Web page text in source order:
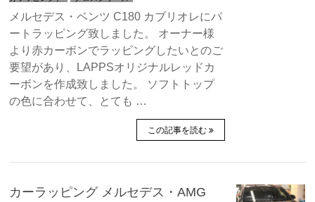
メルセデス・ベンツ C180 カブリオレにパ
ートラッピング致しました。 オーナー様
より赤カーボンでラッピングしたいとのご
要望があり、LAPPSオリジナルレッドカ
ーボンを作成致しました。 ソフトトップ
の色に合わせて、とても …
この記事を読む
カーラッピング メルセデス・AMG